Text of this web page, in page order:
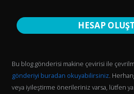
HESAP
Bu blog gönderisi makine çevirisi ile
gönderiyi buradan okuyabilirsiniz.
veya iyileştirme önerileriniz varsa, lütfen